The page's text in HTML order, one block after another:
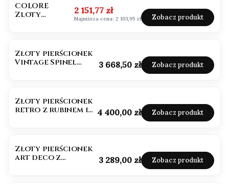
COLORE
Zloty
Cena promocyjna
2 151,77 zł
Najniższa cena: 2 103,95 zł Zobacz produkt
Złoty pierścionek
Vintage Spinel
Cena
3 668,50 zł Zobacz produkt
Złoty pierścionek
retro z rubinem i
Cena
4 400,00 zł Zobacz produkt
Złoty pierścionek
art deco z
Cena
3 289,00 zł Zobacz produkt